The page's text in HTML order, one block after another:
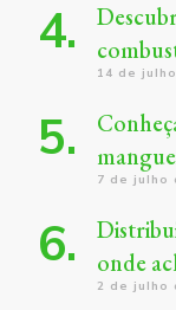
14 de
7 de julho
onde
2 de julho